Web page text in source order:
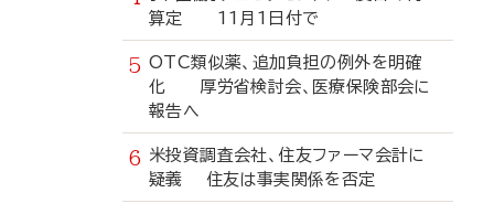
算定 11月1日付で
OTC類似薬、追加負担の例外を明確
化 厚労省検討会、医療保険部会に
報告へ
米投資調査会社、住友ファーマ会計に
疑義 住友は事実関係を否定